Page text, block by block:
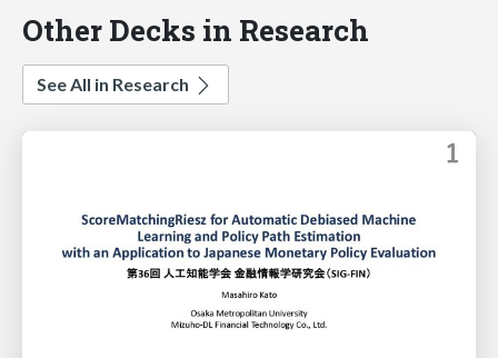
Other Decks in Research
See All in Research